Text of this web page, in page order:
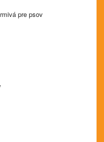
pre psov